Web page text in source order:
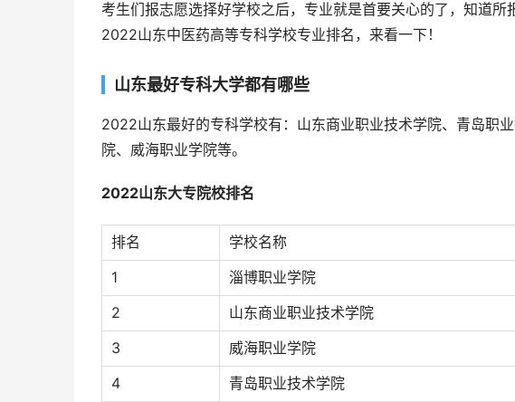
考生们报志愿选择好学校之后，专业就是首要关心的了，知道
2022山东中医药高等专科学校专业排名，来看一下！
山东最好专科大学都有哪些
2022山东最好的专科学校有：山东商业职业技术学院、青岛职
院、威海职业学院等。
2022山东大专院校排名
排名 学校名称
1 淄博职业学院
2 山东商业职业技术学院
3 威海职业学院
4 青岛职业技术学院